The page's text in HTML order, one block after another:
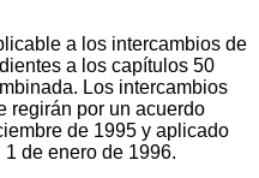
a los intercambios de
a los capítulos 50
Los intercambios
regirán por un acuerdo
de 1995 y aplicado
de enero de 1996.